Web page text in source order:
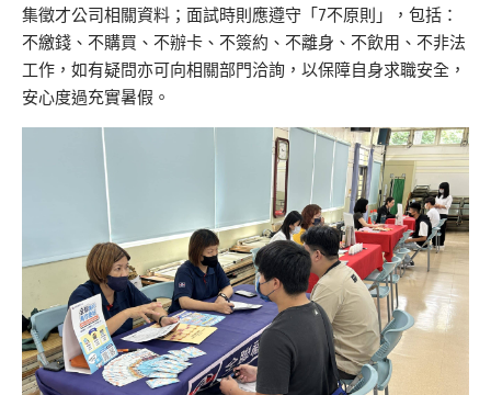
集徵才公司相關資料；面試時則應遵守「7不原則」，包括：
不繳錢、不購買、不辦卡、不簽約、不離身、不飲用、不非法
工作，如有疑問亦可向相關部門洽詢，以保障自身求職安全，
安心度過充實暑假。